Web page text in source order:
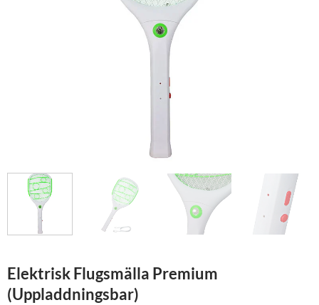
Elektrisk Flugsmälla Premium
(Uppladdningsbar)